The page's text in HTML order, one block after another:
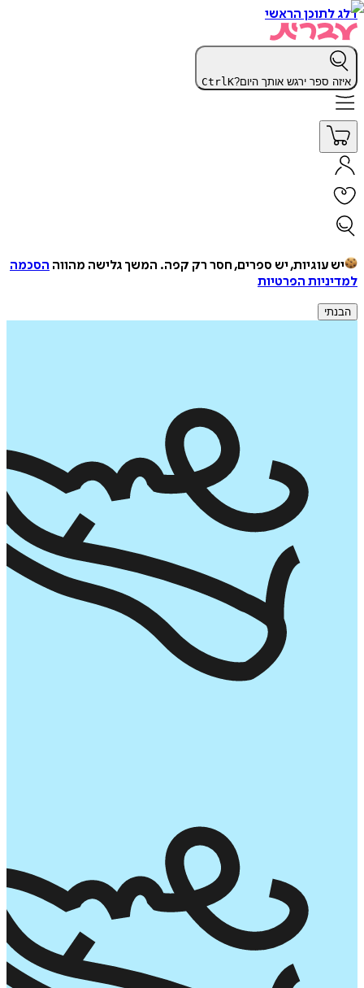
דלג לתוכן הראשי
איזה ספר ירגש אותך היום? CtrlK
יש עוגיות, יש ספרים, חסר רק קפה. המשך גלישה מהווה הסכמה
למדיניות הפרטיות
הבנתי